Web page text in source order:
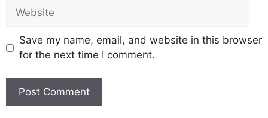
Save my name, email, and website in this browser
for the next time I comment.